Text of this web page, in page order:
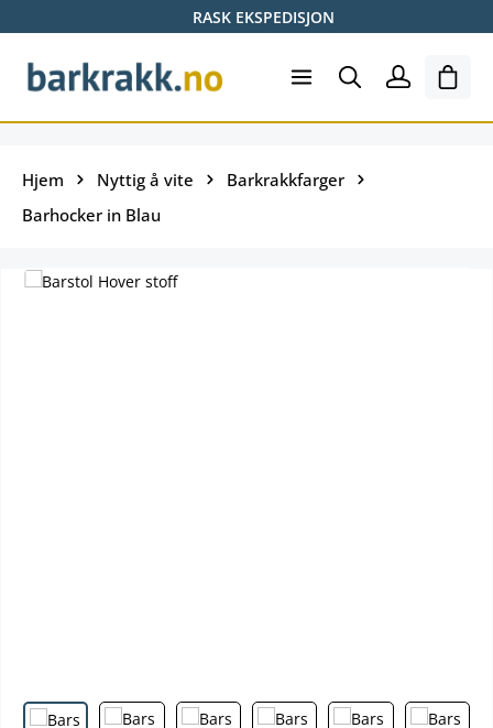
RASK EKSPEDISJON
Hjem Nyttig å vite
Barkrakkfarger
Barhocker in Blau